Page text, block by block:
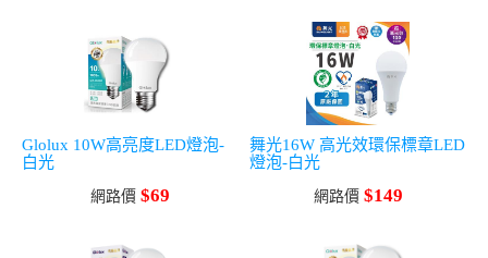
Glolux 10W高亮度LED燈泡-
白光
網路價 $69
舞光16W 高光效環保標章LED
燈泡-白光
網路價 $149